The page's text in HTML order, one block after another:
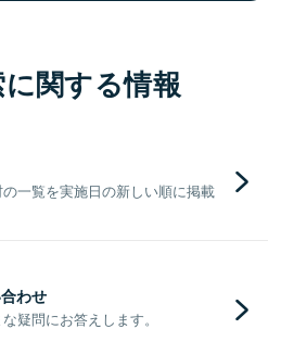
関する情報
一覧を実施日の新しい順に掲載
わせ
疑問にお答えします。